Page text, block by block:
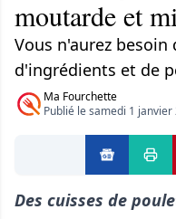
moutarde et
Vous n'aurez besoin
d'ingrédients et de
Ma Fourchette
Publié le samedi 1 janvier
Des cuisses de